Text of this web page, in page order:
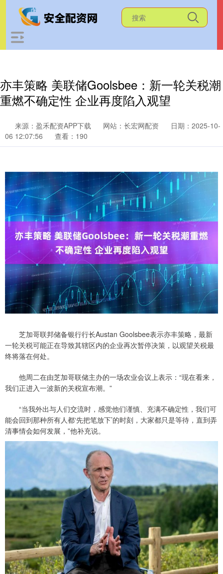
亦丰策略 美联储Goolsbee：新一轮关税潮
重燃不确定性 企业再度陷入观望
来源：盈禾配资APP下载 网站：长宏网配资
日期：2025-10-
06 12:07:56
查看：190
芝加哥联邦储备银行行长Austan Goolsbee表示亦丰策略，最新
一轮关税可能正在导致其辖区内的企业再次暂停决策，以观望关税最
终将落在何处。
他周二在由芝加哥联储主办的一场农业会议上表示：“现在看来，
我们正进入一波新的关税宣布潮。”
“当我外出与人们交流时，感觉他们谨慎、充满不确定性，我们可
能会回到那种所有人都‘先把笔放下’的时刻，大家都只是等待，直到弄
清事情会如何发展，”他补充说。